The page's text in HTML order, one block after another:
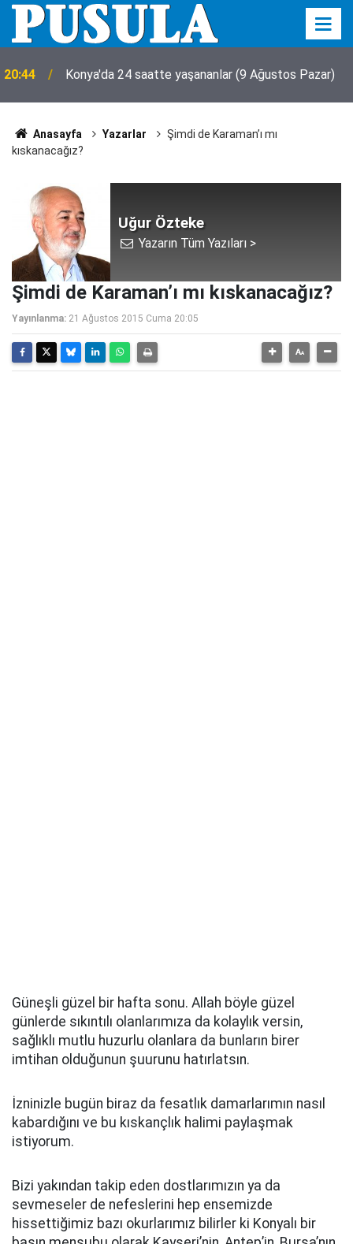
20:44 Konya'da 24 saatte yaşananlar (9 Ağustos Pazar)
Anasayfa Yazarlar
Şimdi de Karaman’ı mı
kıskanacağız?
Uğur Özteke
Yazarın Tüm Yazıları >
Şimdi de Karaman’ı mı kıskanacağız?
Yayınlanma: 21 Ağustos 2015 Cuma 20:05
Güneşli güzel bir hafta sonu. Allah böyle güzel
günlerde sıkıntılı olanlarımıza da kolaylık versin,
sağlıklı mutlu huzurlu olanlara da bunların birer
imtihan olduğunun şuurunu hatırlatsın.
İzninizle bugün biraz da fesatlık damarlarımın nasıl
kabardığını ve bu kıskançlık halimi paylaşmak
istiyorum.
Bizi yakından takip eden dostlarımızın ya da
sevmeseler de nefeslerini hep ensemizde
hissettiğimiz bazı okurlarımız bilirler ki Konyalı bir